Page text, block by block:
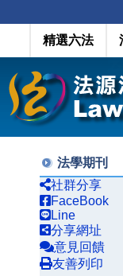
精選六法
法學期刊
社群分享
FaceBook
Line
分享網址
意見回饋
友善列印